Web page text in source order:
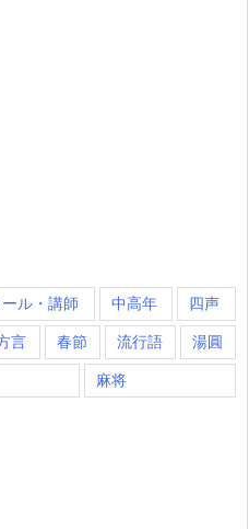
ール・講師 中高年 四声
言 春節 流行語 湯圓
麻将